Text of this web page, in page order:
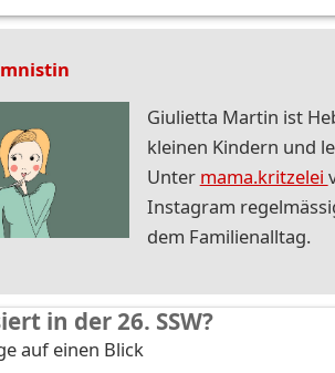
Giulietta Martin ist
kleinen Kindern und
Unter mama.kritzelei
Instagram
dem Familienalltag.
in der 26. SSW?
auf einen Blick